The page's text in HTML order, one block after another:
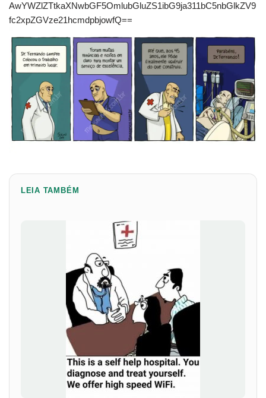
AwYWZlZTtkaXNwbGF5OmlubGluZS1ibG9ja311bC5nbGlkZV9
fc2xpZGVze21hcmdpbjowfQ==
LEIA TAMBÉM